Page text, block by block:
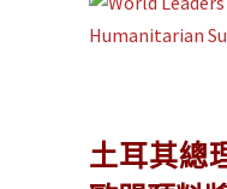
土耳其總